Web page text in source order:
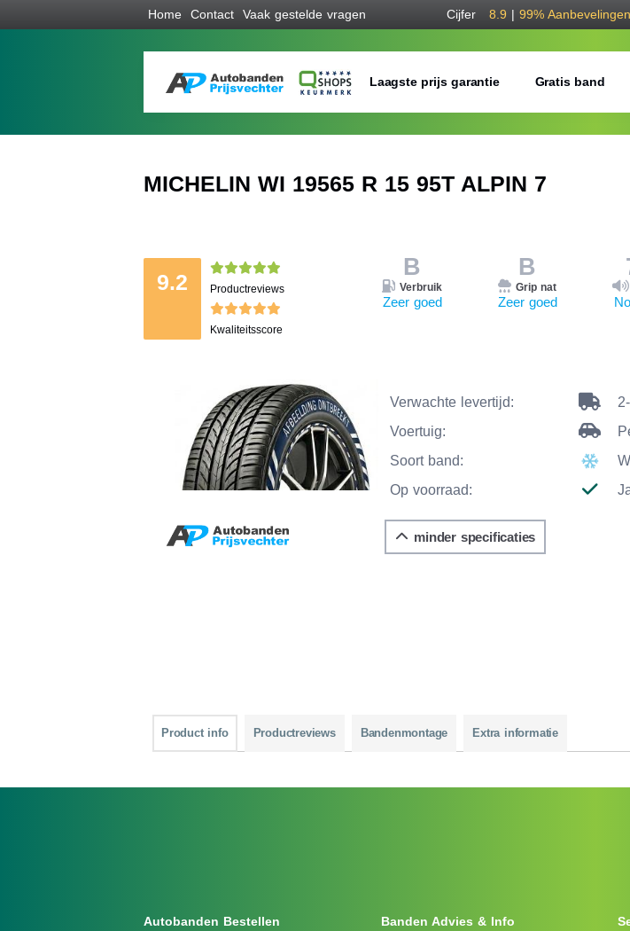
Home Contact Vaak gestelde vragen Cijfer 8.9 | 99%
Laagste prijs garantie Gratis band
MICHELIN WI 19565 R 15 95T ALPIN 7
9.2 Productreviews
Kwaliteitsscore
B
Verbruik
Zeer goed
B
Grip nat
Zeer goed
Verwachte levertijd:
Voertuig:
Soort band:
Op voorraad:
minder specificaties
Product info Productreviews Bandenmontage Extra informatie
Autobanden Bestellen Banden Advies & Info